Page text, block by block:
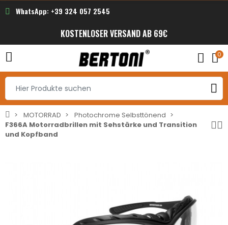
WhatsApp: +39 324 057 2545
KOSTENLOSER VERSAND AB 69€
0
MOTORRAD
Photochrome Selbsttönend
F366A Motorradbrillen mit Sehstärke und Transition
und Kopfband